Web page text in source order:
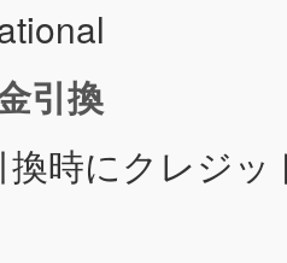
引換
換時にクレジ